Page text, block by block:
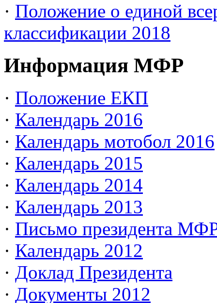
· Положение о единой
классификации 2018
Информация МФР
· Положение ЕКП
· Календарь 2016
· Календарь мотобол 2016
· Календарь 2015
· Календарь 2014
· Календарь 2013
· Письмо президента
· Календарь 2012
· Доклад Президента
· Документы 2012